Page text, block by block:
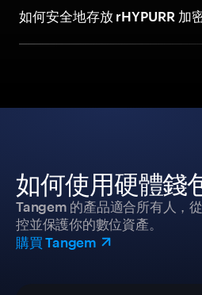
如何安全地存放 rHYPURR 加
如何使用硬體錢
Tangem 的產品適合所有人，
控並保護你的數位資產。
購買 Tangem